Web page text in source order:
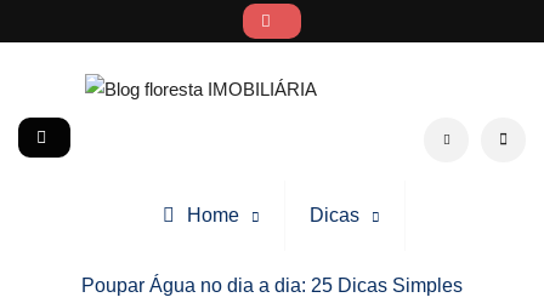
to
Blog floresta IMOBILIÁRIA Search social
Home Dicas
Poupar Água no dia a dia: 25 Dicas Simples